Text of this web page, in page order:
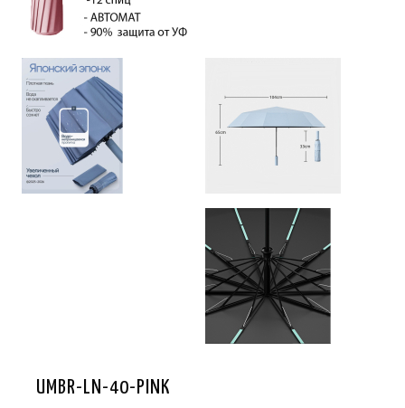
UMBR-LN-40-PINK